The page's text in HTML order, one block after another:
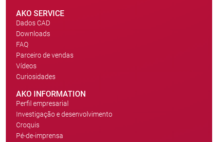
AKO SERVICE
Dados CAD
Downloads
FAQ
Parceiro de vendas
Vídeos
Curiosidades
AKO INFORMATION
Perfil empresarial
Investigação e desenvolvimento
Croquis
Pé-de-imprensa